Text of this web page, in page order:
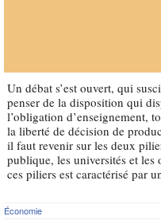
Un débat s’est ouvert, qui
penser de la disposition qui
l’obligation d’enseignement,
la liberté de décision de
il faut revenir sur les deux
publique, les universités et les
ces piliers est caractérisé par
Économie